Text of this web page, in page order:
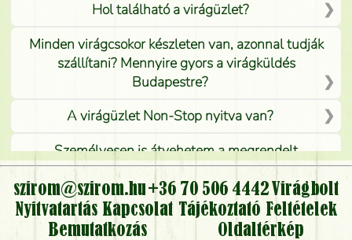
Hol található a virágüzlet?
Minden virágcsokor készleten van, azonnal tudják
szállítani? Mennyire gyors a virágküldés
Budapestre?
A virágüzlet Non-Stop nyitva van?
Személyesen is átvehetem a megrendelt
virágcsokrot, vagy csak virágküldéssel, kiszállítással
kérhető?
Vidékre is lehet rendelni?
szirom@szirom.hu +36 70 506 4442 Virágbolt
Nyitvatartás Kapcsolat Tájékoztató Feltételek
Bemutatkozás
Oldaltérkép